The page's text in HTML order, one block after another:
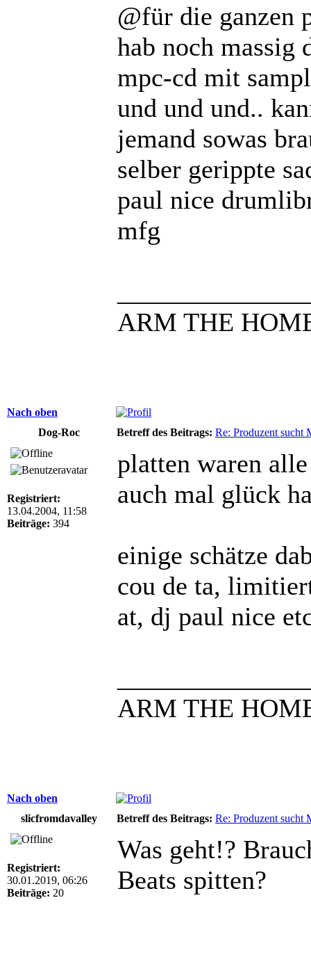
@für die ganzen
hab noch massig
mpc-cd mit
und und und..
jemand sowas
selber gerippte
paul nice
mfg
ARM THE
Nach oben
Dog-Roc
Betreff des Beitrags: Re: Produzent sucht
Registriert:
13.04.2004, 11:58
Beiträge: 394
platten waren
auch mal glück
einige schätze
cou de ta,
at, dj paul nice
ARM THE
Nach oben
slicfromdavalley
Betreff des Beitrags: Re: Produzent sucht
Registriert:
30.01.2019, 06:26
Beiträge: 20
Was geht!?
Beats spitten?